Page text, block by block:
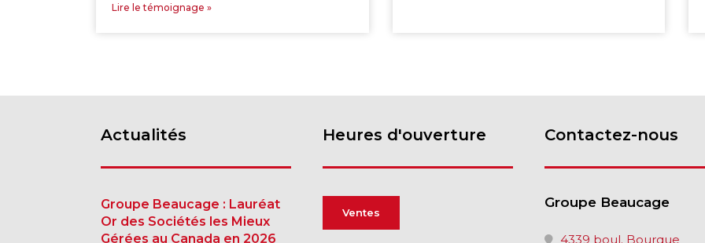
Lire le témoignage »
Actualités
Groupe Beaucage : Lauréat
Or des Sociétés les Mieux
Gérées au Canada en 2026
Heures d'ouverture
Ventes
Contactez-nous
Groupe Beaucage
4339 boul. Bourque